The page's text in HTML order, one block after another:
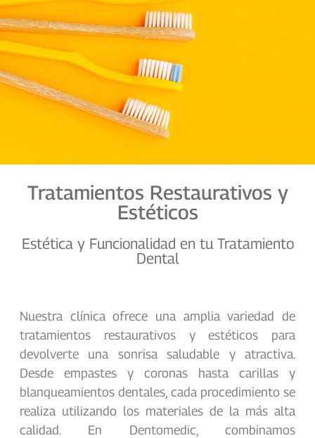
Tratamientos Restaurativos y
Estéticos
Estética y Funcionalidad en tu Tratamiento
Dental
Nuestra clínica ofrece una amplia variedad de
tratamientos restaurativos y estéticos para
devolverte una sonrisa saludable y atractiva.
Desde empastes y coronas hasta carillas y
blanqueamientos dentales, cada procedimiento se
realiza utilizando los materiales de la más alta
calidad. En Dentomedic, combinamos